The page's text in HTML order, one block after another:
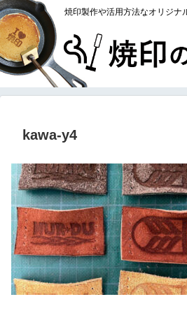
焼印製作や活用方法なオリジナ
kawa-y4